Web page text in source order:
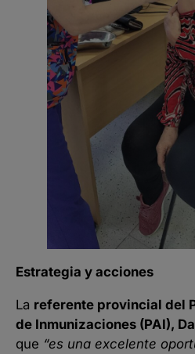
Estrategia y acciones
La referente provincial del
de Inmunizaciones (PAI),
que “es una excelente